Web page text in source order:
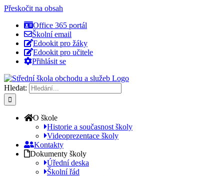
Přeskočit na obsah
Office 365 portál
Školní email
Edookit pro žáky
Edookit pro učitele
Přihlásit se
Hledat:
O škole
Historie a současnost školy
Videoprezentace školy
Kontakty
Dokumenty školy
Úřední deska
Školní řád